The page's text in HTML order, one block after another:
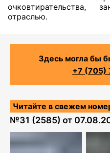
очковтирательства,
отраслью.
Здесь могла бы
+7 (705)
Читайте в свежем
№31 (2585) от